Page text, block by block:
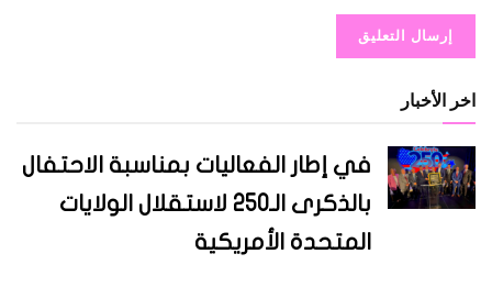
اخر الأخبار
في إطار الفعاليات بمناسبة الاحتفال
بالذكرى الـ250 لاستقلال الولايات
المتحدة الأمريكية